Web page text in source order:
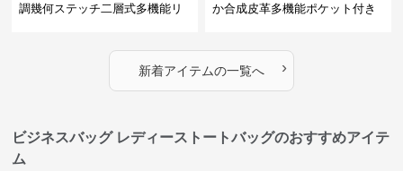
調幾何ステッチ二層式多機能リ
か合成皮革多機能ポケット付き
新着アイテムの一覧へ ›
ビジネスバッグ レディーストートバッグのおすすめアイテ
ム